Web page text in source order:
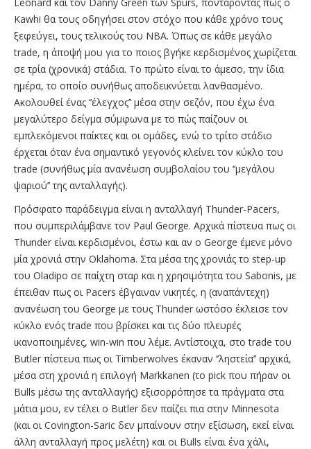
Kawhi θα τους οδηγήσει στον στόχο που κάθε χρόνο τους
ξεφεύγει, τους τελικούς του ΝΒΑ. Όπως σε κάθε μεγάλο
trade, η άποψή μου για το ποιος βγήκε κερδισμένος χωρίζεται
σε τρία (χρονικά) στάδια. To πρώτο είναι το άμεσο, την ίδια
ημέρα, το οποίο συνήθως αποδεικνύεται λανθασμένο.
Ακολουθεί ένας ‘’έλεγχος’’ μέσα στην σεζόν, που έχω ένα
μεγαλύτερο δείγμα σύμφωνα με το πώς παίζουν οι
εμπλεκόμενοι παίκτες και οι ομάδες, ενώ το τρίτο στάδιο
έρχεται όταν ένα σημαντικό γεγονός κλείνει τον κύκλο του
trade (συνήθως μία ανανέωση συμβολαίου του ‘’μεγάλου
ψαριού’’ της ανταλλαγής).
Πρόσφατο παράδειγμα είναι η ανταλλαγή Thunder-Pacers,
που συμπεριλάμβανε τον Paul George. Αρχικά πίστευα πως οι
Thunder είναι κερδισμένοι, έστω και αν ο George έμενε μόνο
μία χρονιά στην Oklahoma. Στα μέσα της χρονιάς το step-up
του Oladipo σε παίχτη σταρ και η χρησιμότητα του Sabonis, με
έπειθαν πως οι Pacers έβγαιναν νικητές, η (αναπάντεχη)
ανανέωση του George με τους Thunder ωστόσο έκλεισε τον
κύκλο ενός trade που βρίσκει και τις δύο πλευρές
ικανοποιημένες, win-win που λέμε. Αντίστοιχα, στο trade του
Butler πίστευα πως οι Timberwolves έκαναν ‘’ληστεία’’ αρχικά,
μέσα στη χρονιά η επιλογή Markkanen (το pick που πήραν οι
Bulls μέσω της ανταλλαγής) εξισορρόπησε τα πράγματα στα
μάτια μου, εν τέλει ο Butler δεν παίζει πια στην Minnesota
(και οι Covington-Saric δεν μπαίνουν στην εξίσωση, εκεί είναι
άλλη ανταλλαγή προς μελέτη) και οι Bulls είναι ένα χάλι,